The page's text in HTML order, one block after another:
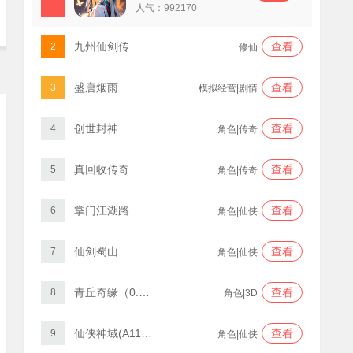
人气： 992170
2 九州仙剑传 修仙 查看
3 盛唐烟雨 模拟经营|剧情 查看
4 创世封神 角色|传奇 查看
5 真回收传奇 角色|传奇 查看
6 掌门江湖路 角色|仙侠 查看
7 仙剑蜀山 角色|仙侠 查看
8 角色|3D 查看
9 角色|仙侠 查看